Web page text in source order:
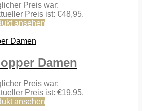
Preis war:
Preis ist: €48,95.
ansehen
Damen
Preis war:
Preis ist: €19,95.
ansehen